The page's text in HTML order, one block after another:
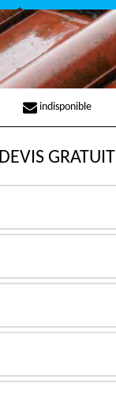
indisponible
DEVIS GRATUIT